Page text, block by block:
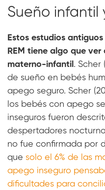
Sueño infantil
Estos estudios
REM tiene algo que
materno-infantil . Scher
de sueño en bebés
apego seguro. Scher
los bebés con apego
inseguros fueron
despertadores
no fue confirmada por
que solo el 6% de las
apego inseguro
dificultades para